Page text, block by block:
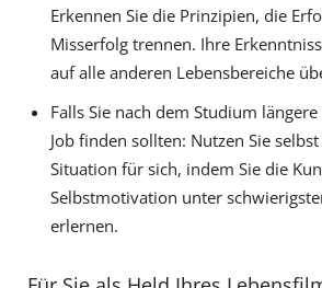
Erkennen Sie die Prinzipien, die
Misserfolg trennen. Ihre
auf alle anderen Lebensbereiche
Falls Sie nach dem Studium
Job finden sollten: Nutzen Sie
Situation für sich, indem Sie die
Selbstmotivation unter
erlernen.